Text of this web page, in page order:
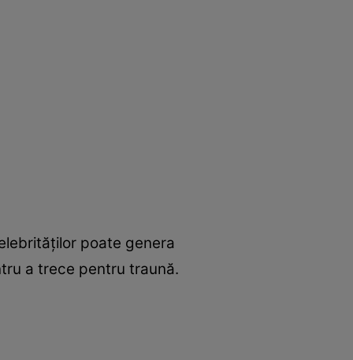
poate genera
a trece pentru traună.